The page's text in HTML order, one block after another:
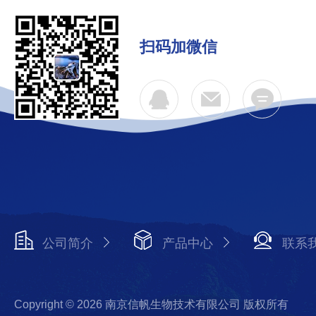
扫码加微信
公司简介 产品中心 联系
Copyright © 2026 南京信帆生物技术有限公司 版权所有